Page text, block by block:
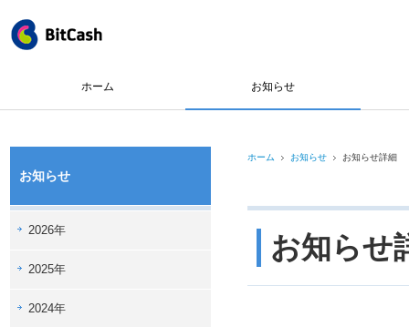
ホーム お知らせ
お知らせ
2026年
2025年
2024年
ホーム お知らせ お知らせ詳細
お知らせ